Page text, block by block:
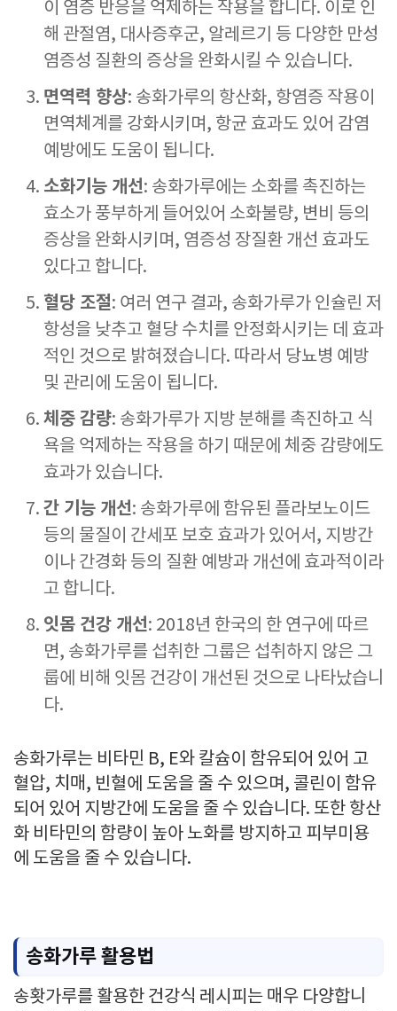
이 염증 반응을 억제하는 작용을 합니다. 이로 인
해 관절염, 대사증후군, 알레르기 등 다양한 만성
염증성 질환의 증상을 완화시킬 수 있습니다.
면역력 향상: 송화가루의 항산화, 항염증 작용이
면역체계를 강화시키며, 항균 효과도 있어 감염
예방에도 도움이 됩니다.
소화기능 개선: 송화가루에는 소화를 촉진하는
효소가 풍부하게 들어있어 소화불량, 변비 등의
증상을 완화시키며, 염증성 장질환 개선 효과도
있다고 합니다.
혈당 조절: 여러 연구 결과, 송화가루가 인슐린 저
항성을 낮추고 혈당 수치를 안정화시키는 데 효과
적인 것으로 밝혀졌습니다. 따라서 당뇨병 예방
및 관리에 도움이 됩니다.
체중 감량: 송화가루가 지방 분해를 촉진하고 식
욕을 억제하는 작용을 하기 때문에 체중 감량에도
효과가 있습니다.
간 기능 개선: 송화가루에 함유된 플라보노이드
등의 물질이 간세포 보호 효과가 있어서, 지방간
이나 간경화 등의 질환 예방과 개선에 효과적이라
고 합니다.
잇몸 건강 개선: 2018년 한국의 한 연구에 따르
면, 송화가루를 섭취한 그룹은 섭취하지 않은 그
룹에 비해 잇몸 건강이 개선된 것으로 나타났습니
다.
송화가루는 비타민 B, E와 칼슘이 함유되어 있어 고
혈압, 치매, 빈혈에 도움을 줄 수 있으며, 콜린이 함유
되어 있어 지방간에 도움을 줄 수 있습니다. 또한 항산
화 비타민의 함량이 높아 노화를 방지하고 피부미용
에 도움을 줄 수 있습니다.
송화가루 활용법
송홧가루를 활용한 건강식 레시피는 매우 다양합니